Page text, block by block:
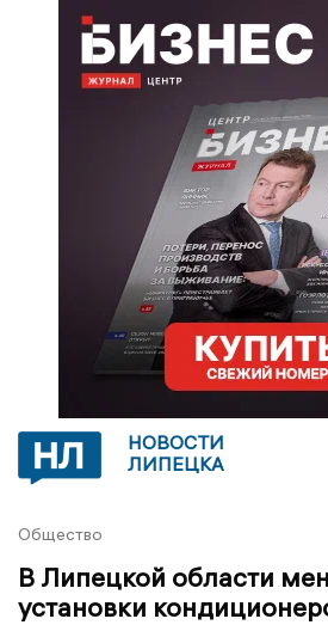
НОВОСТИ
ЛИПЕЦКА
Общество
В Липецкой области
установки